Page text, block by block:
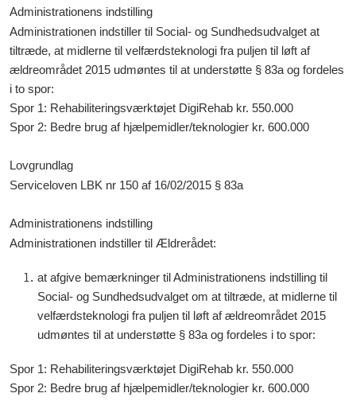
Administrationens indstilling
Administrationen indstiller til Social- og Sundhedsudvalget at
tiltræde, at midlerne til velfærdsteknologi fra puljen til løft af
ældreområdet 2015 udmøntes til at understøtte § 83a og fordeles
i to spor:
Spor 1: Rehabiliteringsværktøjet DigiRehab kr. 550.000
Spor 2: Bedre brug af hjælpemidler/teknologier kr. 600.000
Lovgrundlag
Serviceloven LBK nr 150 af 16/02/2015 § 83a
Administrationens indstilling
Administrationen indstiller til Ældrerådet:
at afgive bemærkninger til Administrationens indstilling til
Social- og Sundhedsudvalget om at tiltræde, at midlerne til
velfærdsteknologi fra puljen til løft af ældreområdet 2015
udmøntes til at understøtte § 83a og fordeles i to spor:
Spor 1: Rehabiliteringsværktøjet DigiRehab kr. 550.000
Spor 2: Bedre brug af hjælpemidler/teknologier kr. 600.000